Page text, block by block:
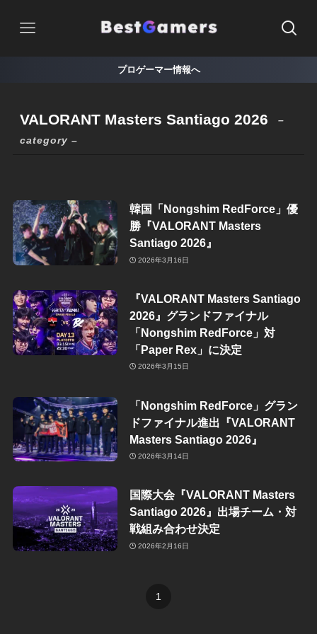
プロゲーマー情報へ
VALORANT Masters Santiago 2026
–
category –
韓国「Nongshim RedForce」優
勝『VALORANT Masters
Santiago 2026』
2026年3月16日
『VALORANT Masters Santiago
2026』グランドファイナル
「Nongshim RedForce」対
「Paper Rex」に決定
2026年3月15日
「Nongshim RedForce」グラン
ドファイナル進出『VALORANT
Masters Santiago 2026』
2026年3月14日
国際大会『VALORANT Masters
Santiago 2026』出場チーム・対
戦組み合わせ決定
2026年2月16日
1